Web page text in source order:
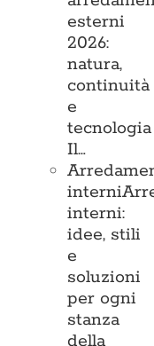
esterni
2026:
natura,
continuità
e
tecnologia
Il…
interni
interni:
idee, stili
e
soluzioni
per ogni
stanza
della